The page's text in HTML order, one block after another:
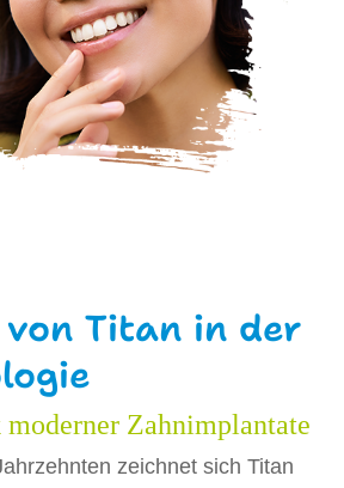
von Titan in der
moderner Zahnimplantate
zeichnet sich Titan